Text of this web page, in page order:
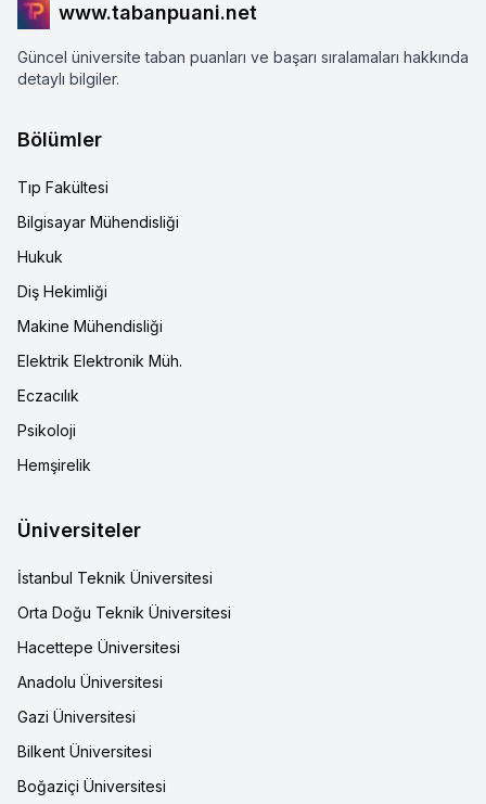
www.tabanpuani.net
Güncel üniversite taban puanları ve başarı sıralamaları hakkında
detaylı bilgiler.
Bölümler
Tıp Fakültesi
Bilgisayar Mühendisliği
Hukuk
Diş Hekimliği
Makine Mühendisliği
Elektrik Elektronik Müh.
Eczacılık
Psikoloji
Hemşirelik
Üniversiteler
İstanbul Teknik Üniversitesi
Orta Doğu Teknik Üniversitesi
Hacettepe Üniversitesi
Anadolu Üniversitesi
Gazi Üniversitesi
Bilkent Üniversitesi
Boğaziçi Üniversitesi